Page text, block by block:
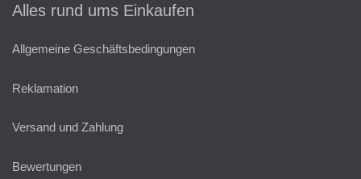
Alles rund ums Einkaufen
Allgemeine Geschäftsbedingungen
Reklamation
Versand und Zahlung
Bewertungen